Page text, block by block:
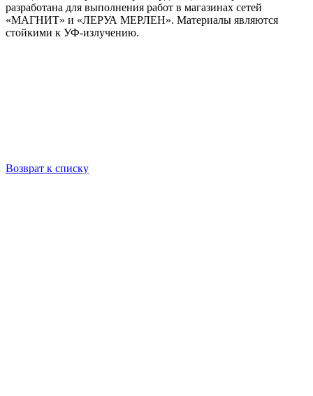
разработана для выполнения работ в магазинах сетей
«МАГНИТ» и «ЛЕРУА МЕРЛЕН». Материалы являются
стойкими к УФ-излучению.
Возврат к списку